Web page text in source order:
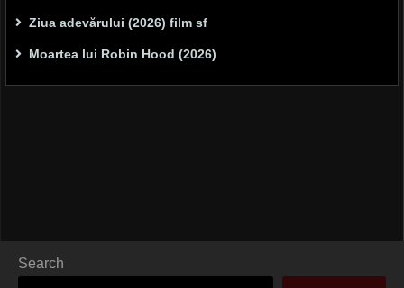
Ziua adevărului (2026) film sf
Moartea lui Robin Hood (2026)
Search